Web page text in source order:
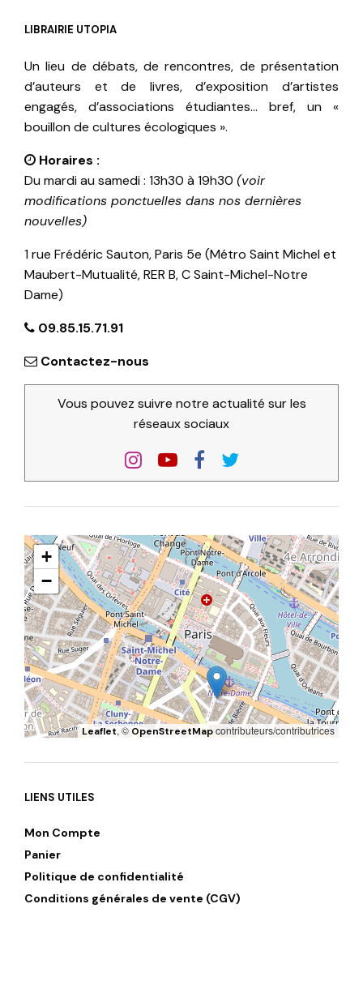
LIBRAIRIE UTOPIA
Un lieu de débats, de rencontres, de présentation
d’auteurs et de livres, d’exposition d’artistes
engagés, d’associations étudiantes… bref, un «
bouillon de cultures écologiques ».
Horaires :
Du mardi au samedi : 13h30 à 19h30 (voir
modifications ponctuelles dans nos dernières
nouvelles)
1 rue Frédéric Sauton, Paris 5e (Métro Saint Michel et
Maubert-Mutualité, RER B, C Saint-Michel-Notre
Dame)
09.85.15.71.91
Contactez-nous
Vous pouvez suivre notre actualité sur les
réseaux sociaux
+
−
Leaflet, ©OpenStreetMapcontributeurs/contributrices
LIENS UTILES
Mon Compte
Panier
Politique de confidentialité
Conditions générales de vente (CGV)